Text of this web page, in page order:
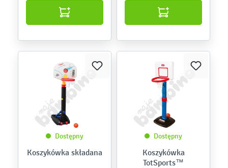
Dostępny
Koszykówka składana
Dostępny
Koszykówka
TotSports™